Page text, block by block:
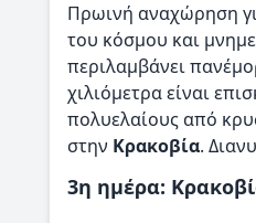
Πρωινή αναχώρηση
του κόσμου και
περιλαμβάνει
χιλιόμετρα είναι
πολυελαίους από
στην Κρακοβία.
3η ημέρα: